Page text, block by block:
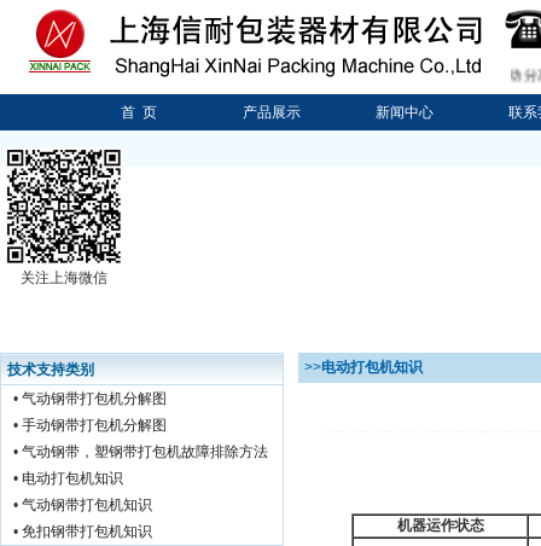
专业生产销售：气动分离
首 页 产品展示 新闻中心 联系
>>电动打包机知识
机器运作状态
技术支持类别
• 气动钢带打包机分解图
• 手动钢带打包机分解图
• 气动钢带，塑钢带打包机故障排除方法
• 电动打包机知识
• 气动钢带打包机知识
• 免扣钢带打包机知识
关注上海微信